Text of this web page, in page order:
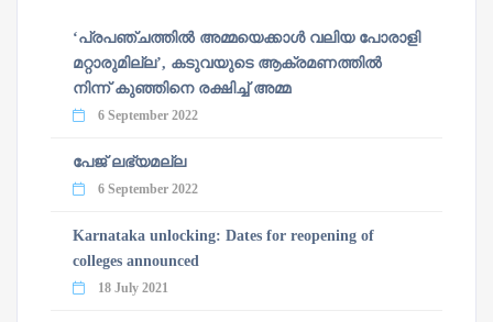
‘പ്രപഞ്ചത്തില്‍ അമ്മയെക്കാള്‍ വലിയ പോരാളി
മറ്റാരുമില്ല’, കടുവയുടെ ആക്രമണത്തില്‍
നിന്ന് കുഞ്ഞിനെ രക്ഷിച്ച് അമ്മ
6 September 2022
പേജ് ലഭ്യമല്ല
6 September 2022
Karnataka unlocking: Dates for reopening of
colleges announced
18 July 2021